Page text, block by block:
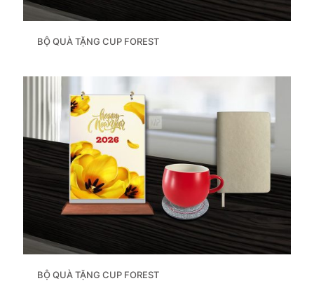
BỘ QUÀ TẶNG CUP FOREST
BỘ QUÀ TẶNG CUP FOREST